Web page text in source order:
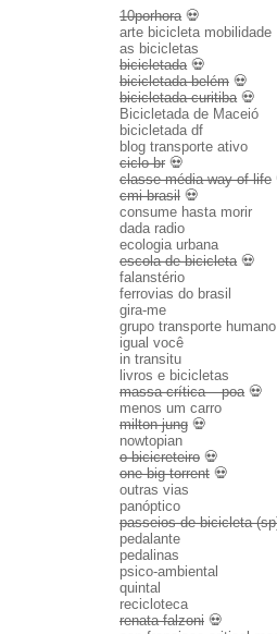
10porhora💀
arte bicicleta mobilidade
as bicicletas
bicicletada💀
bicicletada belém 💀
bicicletada curitiba💀
Bicicletada de Maceió
bicicletada df
blog transporte ativo
ciclo br 💀
classe média way of life
cmi brasil 💀
consume hasta morir
dada radio
ecologia urbana
escola de bicicleta💀
falanstério
ferrovias do brasil
gira-me
grupo transporte humano
igual você
in transitu
livros e bicicletas
massa crítica – poa💀
menos um carro
milton jung 💀
nowtopian
o bicicreteiro 💀
one big torrent 💀
outras vias
panóptico
passeios de bicicleta
pedalante
pedalinas
psico-ambiental
quintal
recicloteca
renata falzoni 💀